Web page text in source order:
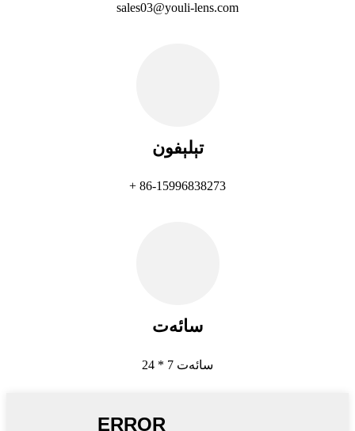
sales03@youli-lens.com
تېلېفون
+ 86-15996838273
سائەت
24 * 7 سائەت